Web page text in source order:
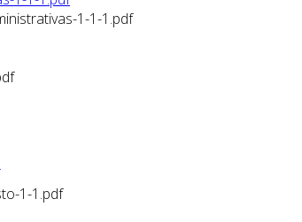
1-1-1.pdf
1-1.pdf